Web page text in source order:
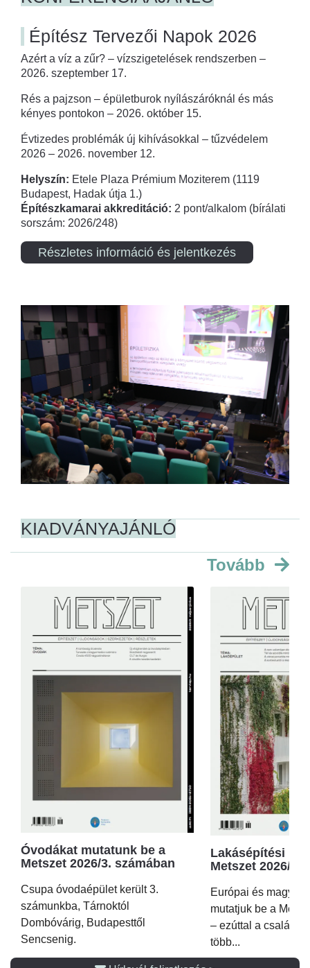
Építész Tervezői Napok 2026
Azért a víz a zűr? – vízszigetelések rendszerben –
2026. szeptember 17.
Rés a pajzson – épületburok nyílászáróknál és más
kényes pontokon – 2026. október 15.
Évtizedes problémák új kihívásokkal – tűzvédelem
2026 – 2026. november 12.
Helyszín: Etele Plaza Prémium Moziterem (1119
Budapest, Hadak útja 1.)
Építészkamarai akkreditáció: 2 pont/alkalom (bírálati
sorszám: 2026/248)
Részletes információ és jelentkezés
KIADVÁNYAJÁNLÓ
Tovább
Óvodákat mutatunk be a
Metszet 2026/3. számában
Csupa óvodaépület került 3.
számunkba, Tárnoktól
Dombóvárig, Budapesttől
Sencsenig.
Lakásépítési
Metszet 2026/2.
Európai és magyar
mutatjuk be a
– ezúttal a családi
több...